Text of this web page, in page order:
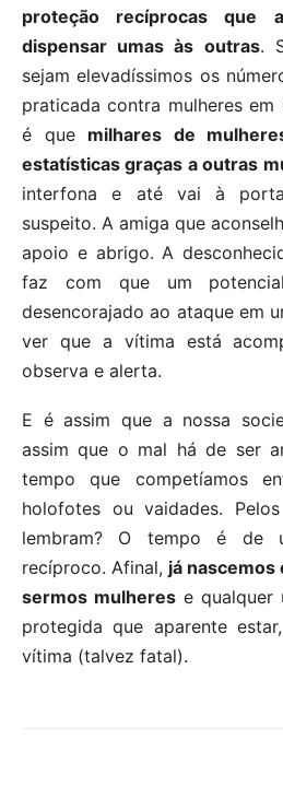
proteção recíprocas que
dispensar umas às outras.
sejam elevadíssimos os
praticada contra mulheres
é que milhares de
estatísticas graças a outras
interfona e até vai à
suspeito. A amiga que
apoio e abrigo. A
faz com que um
desencorajado ao ataque em
ver que a vítima está
observa e alerta.
E é assim que a nossa
assim que o mal há de ser
tempo que competíamos
holofotes ou vaidades.
lembram? O tempo é de
recíproco. Afinal, já nascemos
sermos mulheres e qualquer
protegida que aparente
vítima (talvez fatal).